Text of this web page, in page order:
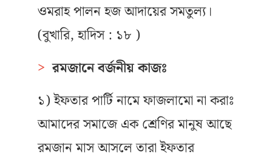
ওমরাহ পালন হজ আদায়ের সমতুল্য।
(বুখারি, হাদিস : ১৮ )
> রমজানে বর্জনীয় কাজঃ
১) ইফতার পার্টি নামে ফাজলামো না করাঃ
আমাদের সমাজে এক শ্রেণির মানুষ আছে
রমজান মাস আসলে তারা ইফতার